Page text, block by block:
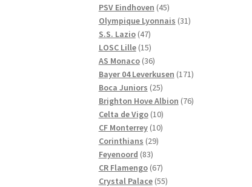
produkter
PSV Eindhoven 4545
produkter
Olympique Lyonnais 3131
S.S. Lazio 4747
produkter
LOSC Lille 1515
produkter
AS Monaco 3636
produkter
Bayer 04 Leverkusen 171171
Boca Juniors 2525
produkter
Brighton Hove Albion 7676
Celta de Vigo 1010
produkter
CF Monterrey 1010
Corinthians 2929
Feyenoord 8383
produkter
CR Flamengo 6767
produkter
Crystal Palace 5555